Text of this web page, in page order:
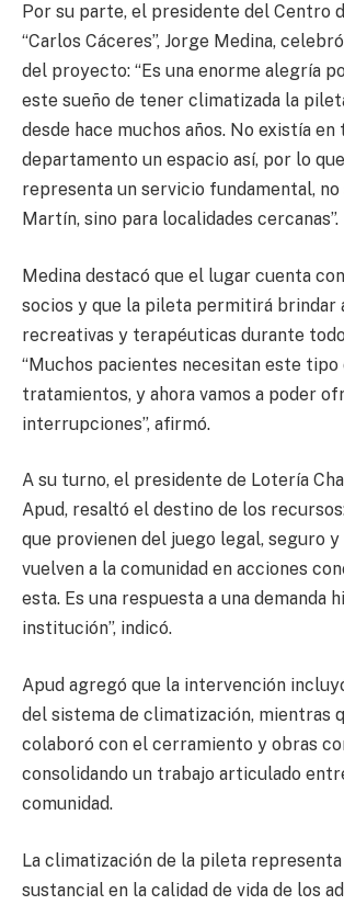
Por su parte, el presidente del Centro
“Carlos Cáceres”, Jorge Medina,
del proyecto: “Es una enorme alegría
este sueño de tener climatizada la
desde hace muchos años. No existía en
departamento un espacio así, por lo
representa un servicio fundamental, no
Martín, sino para localidades cercanas”.
Medina destacó que el lugar cuenta
socios y que la pileta permitirá brindar
recreativas y terapéuticas durante
“Muchos pacientes necesitan este tipo
tratamientos, y ahora vamos a poder
interrupciones”, afirmó.
A su turno, el presidente de Lotería
Apud, resaltó el destino de los
que provienen del juego legal, seguro
vuelven a la comunidad en acciones
esta. Es una respuesta a una demanda
institución”, indicó.
Apud agregó que la intervención
del sistema de climatización, mientras
colaboró con el cerramiento y obras
consolidando un trabajo articulado
comunidad.
La climatización de la pileta
sustancial en la calidad de vida de los